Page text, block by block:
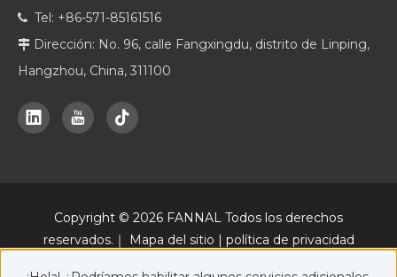
 Tel: +86-571-85161516
 Dirección: No. 96, calle Fangxingdu, distrito de Linping,
Hangzhou, China, 311100
Copyright © 2026 FANNAL Todos los derechos
reservados.｜
Mapa del sitio | política de privacidad